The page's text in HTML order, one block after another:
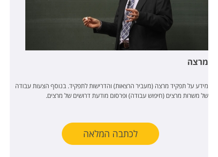
מרצה
מידע על תפקיד מרצה (מעביר הרצאות) והדרישות לתפקיד. בנוסף הצעות עבודה
של משרות מרצים (חיפוש עבודה) ופרסום מודעת דרושים של מרצים.
לכתבה המלאה